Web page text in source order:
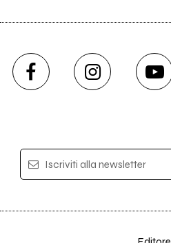
Iscriviti alla newsletter